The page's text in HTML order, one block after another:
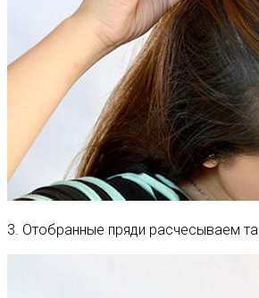
3. Отобранные пряди расчесываем